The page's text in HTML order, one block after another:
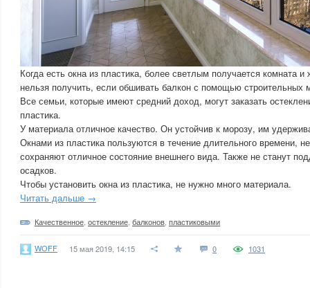
Когда есть окна из пластика, более светлым получается комната
нельзя получить, если обшивать балкон с помощью строительных
Все семьи, которые имеют средний доход, могут заказать
пластика.
У материала отличное качество. Он устойчив к морозу, им
Окнами из пластика пользуются в течение длительного времени,
сохраняют отличное состояние внешнего вида. Также не станут
осадков.
Чтобы установить окна из пластика, не нужно много материала.
Читать дальше →
Качественное остекление балконов пластиковыми
WOFF 15 мая 2019, 14:15 0 1031